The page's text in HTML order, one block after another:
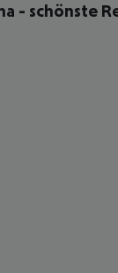
- schönste